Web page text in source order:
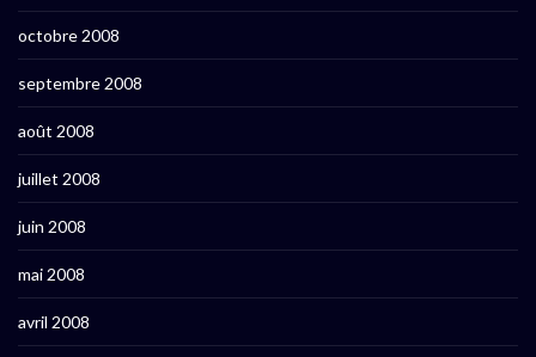
octobre 2008
septembre 2008
août 2008
juillet 2008
juin 2008
mai 2008
avril 2008